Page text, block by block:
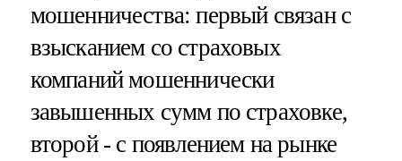
мошенничества: первый связан с
взысканием со страховых
компаний мошеннически
завышенных сумм по страховке,
второй - с появлением на рынке